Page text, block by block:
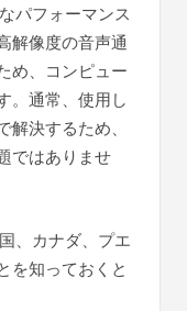
パフォーマンス
解像度の音声通
め、コンピュー
。通常、使用し
決するため、
ではありませ
、カナダ、プエ
を知っておくと